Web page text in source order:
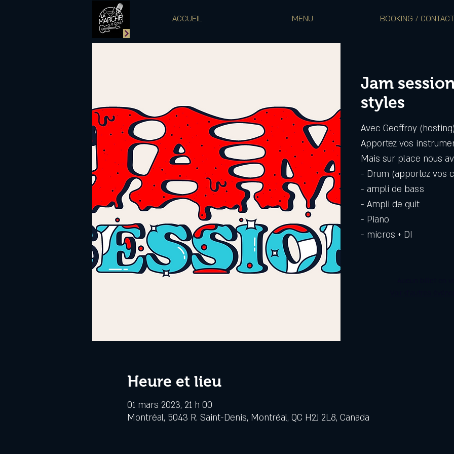
ACCUEIL MENU BOOKING / CONTACT
Jam
styles
Avec Geoffroy (hosting)
Apportez vos
Mais sur place nous
- Drum (apportez vos
- ampli de bass
- Ampli de guit
- Piano
- micros + DI
Heure et lieu
01 mars 2023, 21 h 00
Montréal, 5043 R. Saint-Denis, Montréal, QC H2J 2L8, Canada